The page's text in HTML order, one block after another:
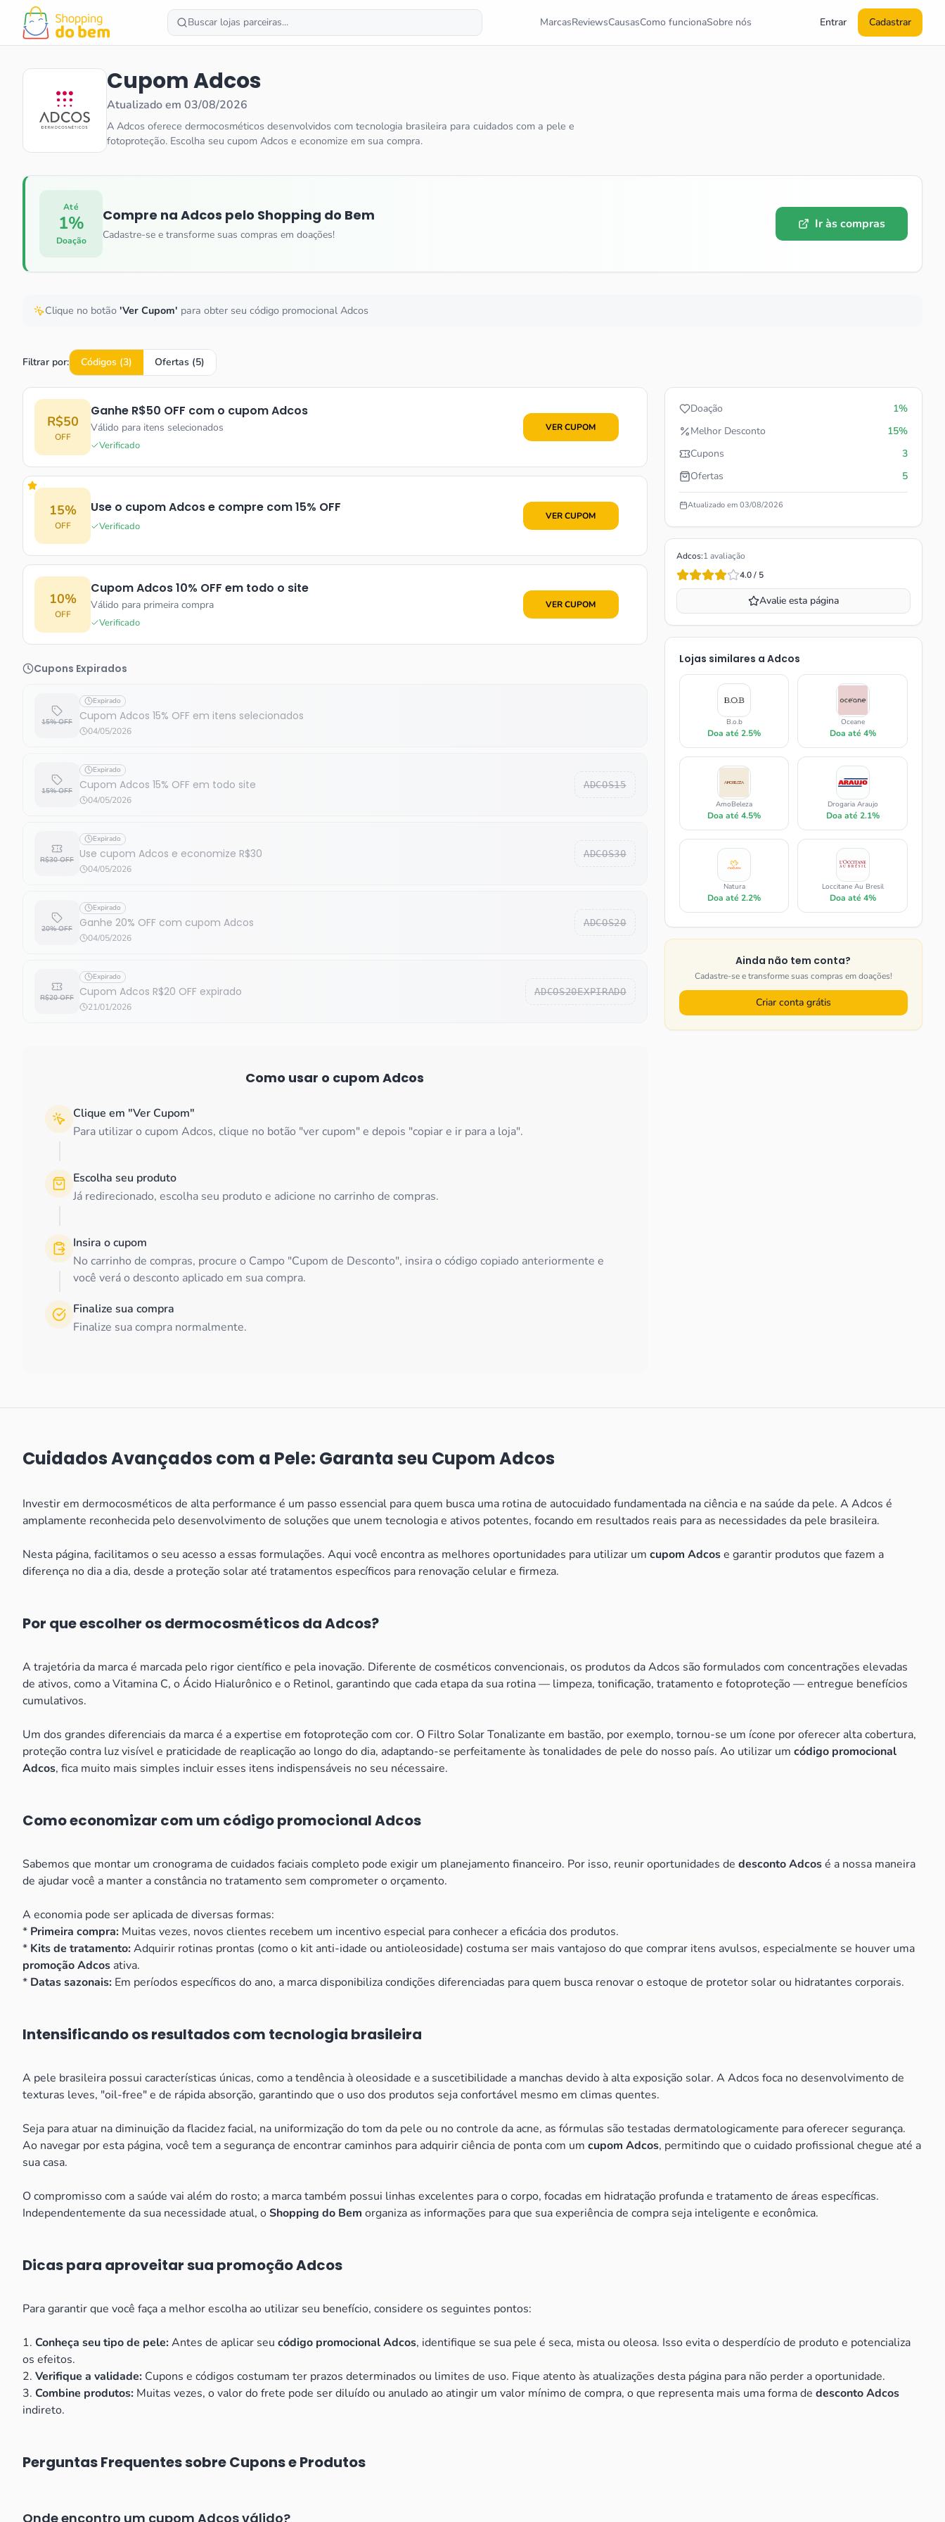
Buscar lojas parceiras... MarcasReviewsCausasComo funcionaSobre nós Entrar Cadastrar
CupomAdcos
Atualizado em 03/08/2026
A Adcos oferece dermocosméticos desenvolvidos com tecnologia brasileira para cuidados com a pele e
fotoproteção. Escolha seu cupom Adcos e economize em sua compra.
Até
1%
Doação
Compre na Adcos pelo Shopping do Bem
Cadastre-se e transforme suas compras em doações!
Ir às compras
Clique no botão 'Ver Cupom' para obter seu código promocional Adcos
Filtrar por: Códigos (3) Ofertas (5)
R$50
OFF
Ganhe R$50 OFF com o cupom Adcos
Válido para itens selecionados
Verificado
•••E50
VER CUPOM
15%
OFF
Use o cupom Adcos e compre com 15% OFF
Verificado
•••S15
VER CUPOM
10%
OFF
Cupom Adcos 10% OFF em todo o site
Válido para primeira compra
Verificado
•••NDO
VER CUPOM
Cupons Expirados
15% OFF
Expirado
Cupom Adcos 15% OFF em itens selecionados
04/05/2026
15% OFF
Expirado
Cupom Adcos 15% OFF em todo site
04/05/2026
ADCOS15
R$30 OFF
Expirado
Use cupom Adcos e economize R$30
04/05/2026
ADCOS30
20% OFF
Expirado
Ganhe 20% OFF com cupom Adcos
04/05/2026
ADCOS20
R$20 OFF
Expirado
Cupom Adcos R$20 OFF expirado
21/01/2026
ADCOS20EXPIRADO
Como usar o cupomAdcos
Clique em "Ver Cupom"
Para utilizar o cupom Adcos, clique no botão "ver cupom" e depois "copiar e ir para a loja".
Escolha seu produto
Já redirecionado, escolha seu produto e adicione no carrinho de compras.
Insira o cupom
No carrinho de compras, procure o Campo "Cupom de Desconto", insira o código copiado anteriormente e
você verá o desconto aplicado em sua compra.
Finalize sua compra
Finalize sua compra normalmente.
Doação
1%
Melhor Desconto
15%
Cupons
3
Ofertas
5
Atualizado em 03/08/2026
Adcos:1 avaliação
4.0/ 5
Avalie esta página
Lojas similares a Adcos
B.o.b
Doa até2.5%
Oceane
Doa até 4%
AmoBeleza
Doa até4.5%
Drogaria Araujo
Doa até 2.1%
Natura
Doa até2.2%
Loccitane Au Bresil
Doa até 4%
Ainda não tem conta?
Cadastre-se e transforme suas compras em doações!
Criar conta grátis
Cuidados Avançados com a Pele: Garanta seu Cupom Adcos
Investir em dermocosméticos de alta performance é um passo essencial para quem busca uma rotina de autocuidado fundamentada na ciência e na saúde da pele. A Adcos é
amplamente reconhecida pelo desenvolvimento de soluções que unem tecnologia e ativos potentes, focando em resultados reais para as necessidades da pele brasileira.
Nesta página, facilitamos o seu acesso a essas formulações. Aqui você encontra as melhores oportunidades para utilizar um cupom Adcose garantir produtos que fazem a
diferença no dia a dia, desde a proteção solar até tratamentos específicos para renovação celular e firmeza.
Por que escolher os dermocosméticos da Adcos?
A trajetória da marca é marcada pelo rigor científico e pela inovação. Diferente de cosméticos convencionais, os produtos da Adcos são formulados com concentrações elevadas
de ativos, como a Vitamina C, o Ácido Hialurônico e o Retinol, garantindo que cada etapa da sua rotina — limpeza, tonificação, tratamento e fotoproteção — entregue benefícios
cumulativos.
Um dos grandes diferenciais da marca é a expertise em fotoproteção com cor. O Filtro Solar Tonalizante em bastão, por exemplo, tornou-se um ícone por oferecer alta cobertura,
proteção contra luz visível e praticidade de reaplicação ao longo do dia, adaptando-se perfeitamente às tonalidades de pele do nosso país. Ao utilizar um código promocional
Adcos, fica muito mais simples incluir esses itens indispensáveis no seu nécessaire.
Como economizar com um código promocional Adcos
Sabemos que montar um cronograma de cuidados faciais completo pode exigir um planejamento financeiro. Por isso, reunir oportunidades de desconto Adcosé a nossa maneira
de ajudar você a manter a constância no tratamento sem comprometer o orçamento.
A economia pode ser aplicada de diversas formas:
* Primeira compra: Muitas vezes, novos clientes recebem um incentivo especial para conhecer a eficácia dos produtos.
* Kits de tratamento:Adquirir rotinas prontas (como o kit anti-idade ou antioleosidade) costuma ser mais vantajoso do que comprar itens avulsos, especialmente se houver uma
promoção Adcos ativa.
* Datas sazonais: Em períodos específicos do ano, a marca disponibiliza condições diferenciadas para quem busca renovar o estoque de protetor solar ou hidratantes corporais.
Intensificando os resultados com tecnologia brasileira
A pele brasileira possui características únicas, como a tendência à oleosidade e a suscetibilidade a manchas devido à alta exposição solar. A Adcos foca no desenvolvimento de
texturas leves, "oil-free" e de rápida absorção, garantindo que o uso dos produtos seja confortável mesmo em climas quentes.
Seja para atuar na diminuição da flacidez facial, na uniformização do tom da pele ou no controle da acne, as fórmulas são testadas dermatologicamente para oferecer segurança.
Ao navegar por esta página, você tem a segurança de encontrar caminhos para adquirir ciência de ponta com um cupom Adcos, permitindo que o cuidado profissional chegue até a
sua casa.
O compromisso com a saúde vai além do rosto; a marca também possui linhas excelentes para o corpo, focadas em hidratação profunda e tratamento de áreas específicas.
Independentemente da sua necessidade atual, oShopping do Bem organiza as informações para que sua experiência de compra seja inteligente e econômica.
Dicas para aproveitar sua promoção Adcos
Para garantir que você faça a melhor escolha ao utilizar seu benefício, considere os seguintes pontos:
1. Conheça seu tipo de pele:Antes de aplicar seu código promocional Adcos, identifique se sua pele é seca, mista ou oleosa. Isso evita o desperdício de produto e potencializa
os efeitos.
2. Verifique a validade: Cupons e códigos costumam ter prazos determinados ou limites de uso. Fique atento às atualizações desta página para não perder a oportunidade.
3. Combine produtos: Muitas vezes, o valor do frete pode ser diluído ou anulado ao atingir um valor mínimo de compra, o que representa mais uma forma de desconto Adcos
indireto.
Perguntas Frequentes sobre Cupons e Produtos
Onde encontro um cupom Adcos válido?